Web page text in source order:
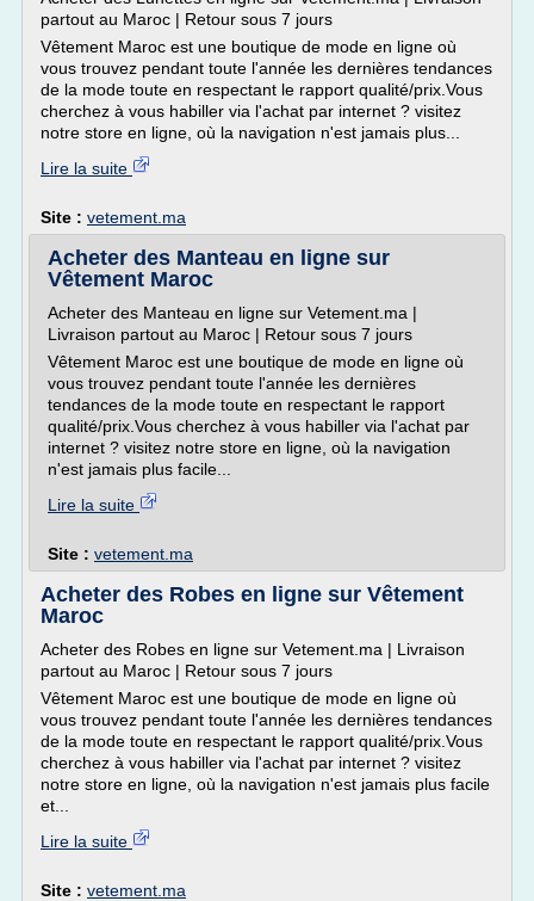
partout au Maroc | Retour sous 7 jours
Vêtement Maroc est une boutique de mode en ligne où
vous trouvez pendant toute l'année les dernières tendances
de la mode toute en respectant le rapport qualité/prix.Vous
cherchez à vous habiller via l'achat par internet ? visitez
notre store en ligne, où la navigation n'est jamais plus...
Lire la suite
Site : vetement.ma
Acheter des Manteau en ligne sur
Vêtement Maroc
Acheter des Manteau en ligne sur Vetement.ma |
Livraison partout au Maroc | Retour sous 7 jours
Vêtement Maroc est une boutique de mode en ligne où
vous trouvez pendant toute l'année les dernières
tendances de la mode toute en respectant le rapport
qualité/prix.Vous cherchez à vous habiller via l'achat par
internet ? visitez notre store en ligne, où la navigation
n'est jamais plus facile...
Lire la suite
Site : vetement.ma
Acheter des Robes en ligne sur Vêtement
Maroc
Acheter des Robes en ligne sur Vetement.ma | Livraison
partout au Maroc | Retour sous 7 jours
Vêtement Maroc est une boutique de mode en ligne où
vous trouvez pendant toute l'année les dernières tendances
de la mode toute en respectant le rapport qualité/prix.Vous
cherchez à vous habiller via l'achat par internet ? visitez
notre store en ligne, où la navigation n'est jamais plus facile
et...
Lire la suite
Site : vetement.ma